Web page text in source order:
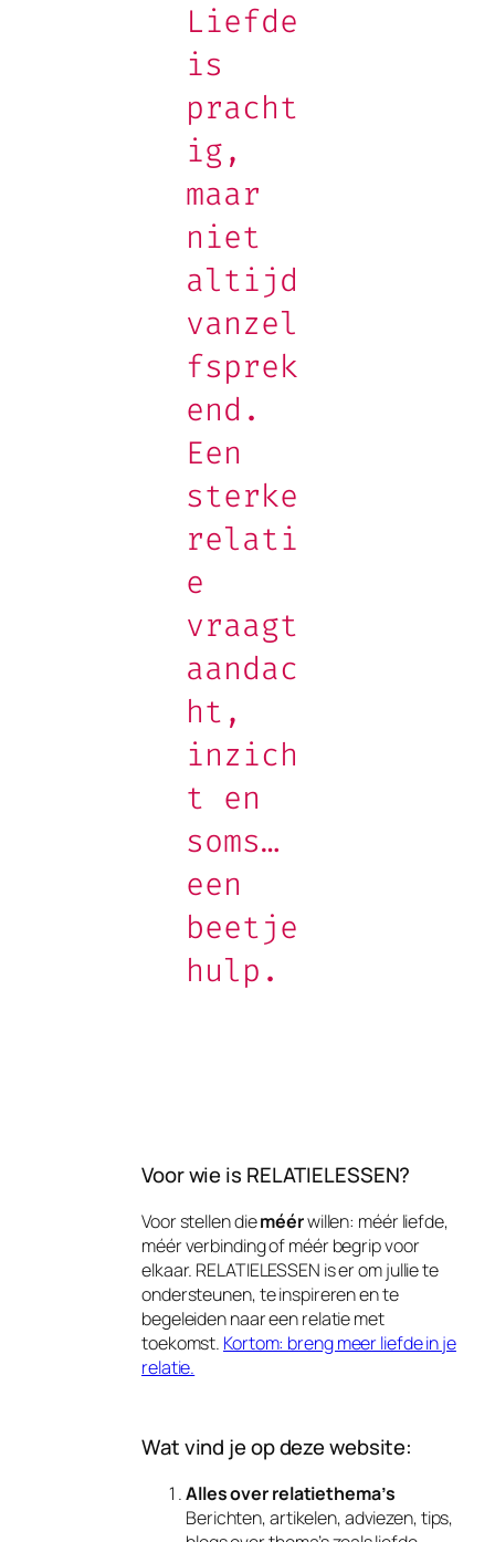
Liefde
is
pracht
ig,
maar
niet
altijd
vanzel
fsprek
end.
Een
sterke
relati
e
vraagt
aandac
ht,
inzich
t en
soms…
een
beetje
hulp.
Voor wie is RELATIELESSEN?
Voor stellen dieméérwillen: méér liefde,
méér verbinding of méér begrip voor
elkaar. RELATIELESSEN is er om jullie te
ondersteunen, te inspireren en te
begeleiden naar een relatie met
toekomst. Kortom: breng meer liefde in je
relatie.
Wat vind je op deze website:
Alles over relatiethema’s
Berichten, artikelen, adviezen, tips,